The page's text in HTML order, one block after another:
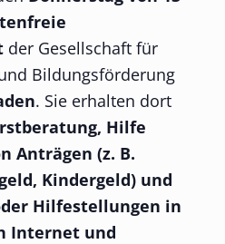
der Gesellschaft für
Bildungsförderung
. Sie erhalten dort
Hilfe
Anträgen (z. B.
Kindergeld) und
Hilfestellungen in
Internet und